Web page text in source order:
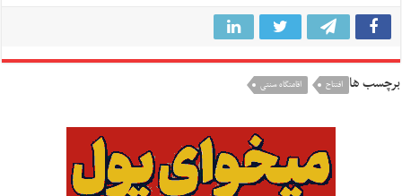
برچسب ها افتتاح اقامتگاه سنتی